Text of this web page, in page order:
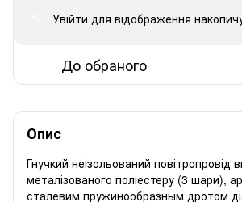
Увійти для відображення
До обраного
Опис
Гнучкий неізольований повітропровід
металізованого поліестеру (3 шари),
сталевим пружинообразным дротом